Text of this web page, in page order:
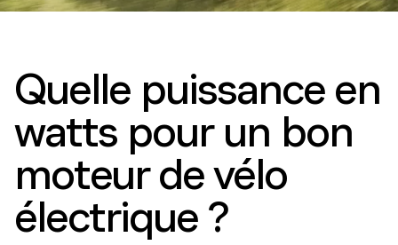
Quelle puissance en
watts pour un bon
moteur de vélo
électrique ?